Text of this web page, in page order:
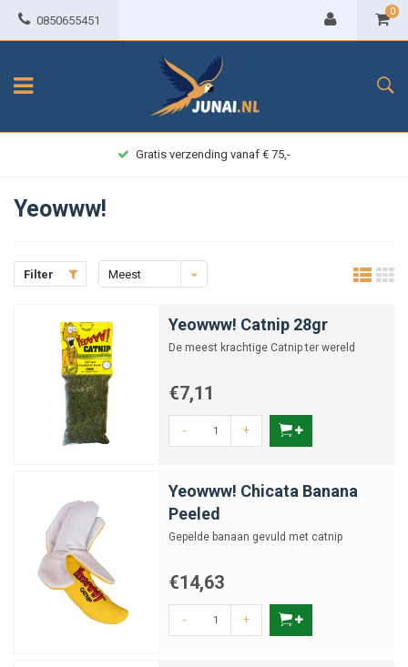
0850655451
0
Gratis verzending vanaf € 75,-
Yeowww!
Filter
Meest
Yeowww! Catnip 28gr
De meest krachtige Catnip ter wereld
€7,11
- +
Yeowww! Chicata Banana
Peeled
Gepelde banaan gevuld met catnip
€14,63
- +